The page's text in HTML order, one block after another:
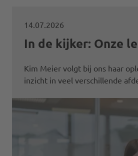
14.07.2026
In de kijker: Onze
Kim Meier volgt bij ons haar
inzicht in veel verschillende